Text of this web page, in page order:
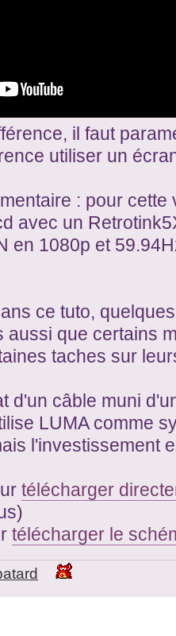
il faut
utiliser un
: pour cette
avec un
en 1080p et
ce tuto,
aussi que certains
taches sur
d'un câble muni
LUMA comme
l'investissement
télécharger
télécharger le